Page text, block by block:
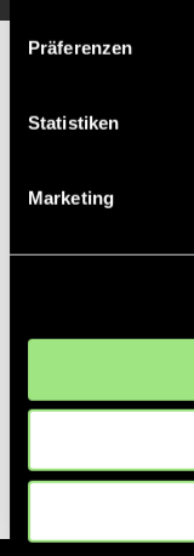
Präferenzen
Statistiken
Marketing